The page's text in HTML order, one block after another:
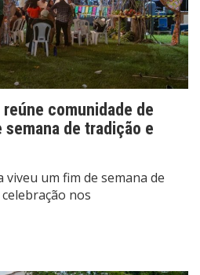
comunidade de
de tradição e
viveu um fim de semana de
nos